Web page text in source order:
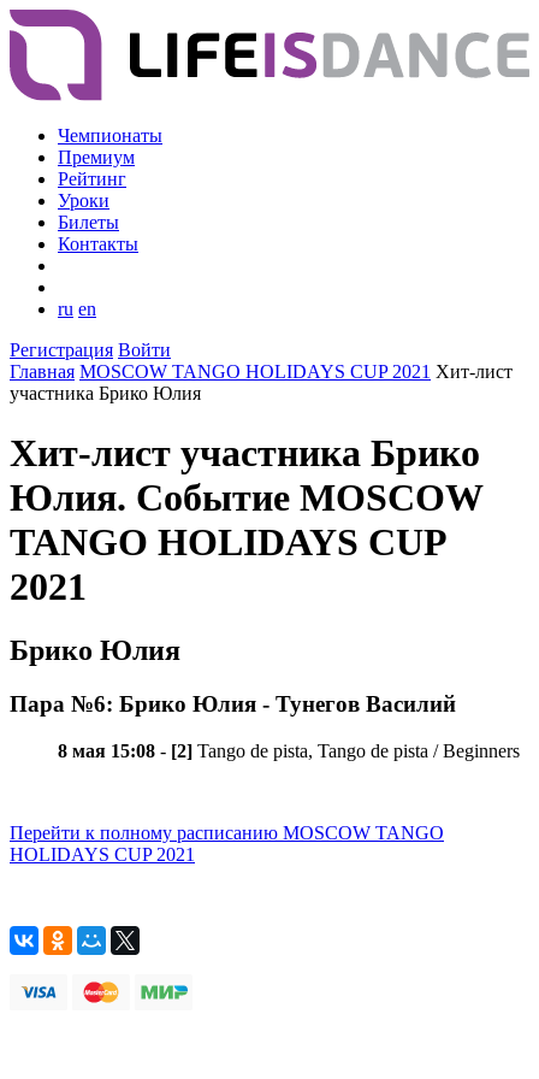
Чемпионаты
Премиум
Рейтинг
Уроки
Билеты
Контакты
ru en
Регистрация Войти
Главная MOSCOW TANGO HOLIDAYS CUP 2021 Хит-лист
участника Брико Юлия
Хит-лист участника Брико
Юлия. Событие MOSCOW
TANGO HOLIDAYS CUP
2021
Брико Юлия
Пара №6: Брико Юлия - Тунегов Василий
8 мая 15:08 - [2] Tango de pista, Tango de pista / Beginners
Перейти к полному расписанию MOSCOW TANGO
HOLIDAYS CUP 2021